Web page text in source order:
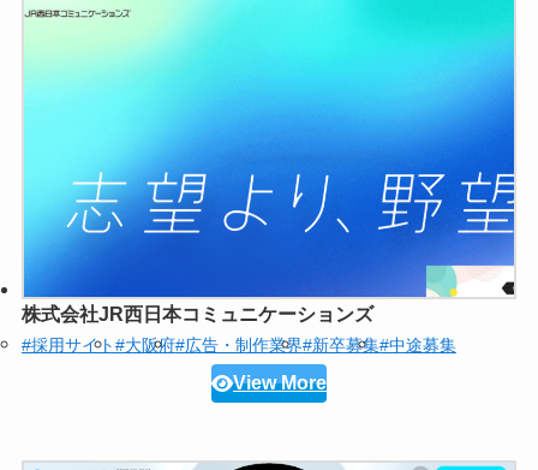
株式会社JR西日本コミュニケーションズ
#採用サイト#大阪府#広告・制作業界#新卒募集#中途募集
View More